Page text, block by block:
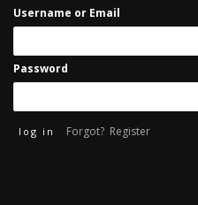
Username or Email
Password
Forgot? Register